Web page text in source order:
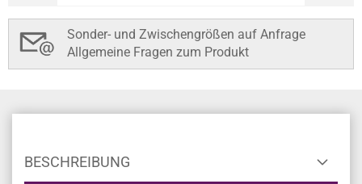
Sonder- und Zwischengrößen auf Anfrage
Allgemeine Fragen zum Produkt
BESCHREIBUNG